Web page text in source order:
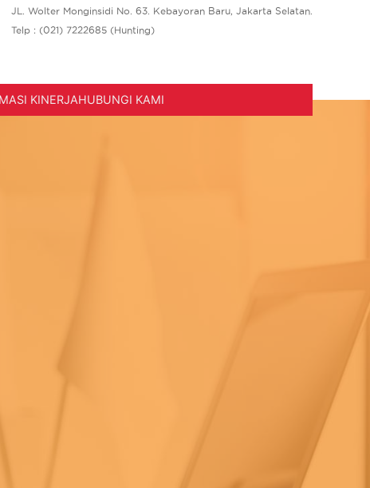
JL. Wolter Monginsidi No. 63. Kebayoran Baru, Jakarta Selatan.
Telp : (021) 7222685 (Hunting)
KINERJAHUBUNGI KAMI